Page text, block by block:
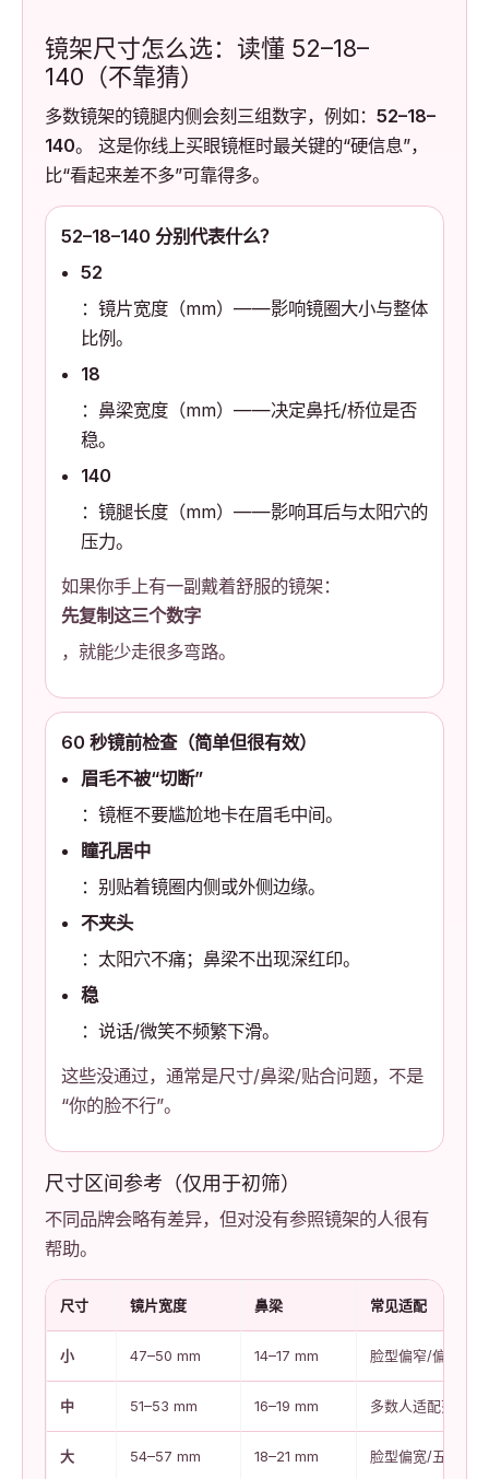
镜架尺寸怎么选：读懂 52–18–
140（不靠猜）
多数镜架的镜腿内侧会刻三组数字，例如： 52–18–
140。 这是你线上买眼镜框时最关键的“硬信息”，
比“看起来差不多”可靠得多。
52–18–140 分别代表什么？
52
：镜片宽度（mm）——影响镜圈大小与整体
比例。
18
：鼻梁宽度（mm）——决定鼻托/桥位是否
稳。
140
：镜腿长度（mm）——影响耳后与太阳穴的
压力。
如果你手上有一副戴着舒服的镜架：
先复制这三个数字
，就能少走很多弯路。
60 秒镜前检查（简单但很有效）
眉毛不被“切断”
：镜框不要尴尬地卡在眉毛中间。
瞳孔居中
：别贴着镜圈内侧或外侧边缘。
不夹头
：太阳穴不痛；鼻梁不出现深红印。
稳
：说话/微笑不频繁下滑。
这些没通过，通常是尺寸/鼻梁/贴合问题，不是
“你的脸不行”。
尺寸区间参考（仅用于初筛）
不同品牌会略有差异，但对没有参照镜架的人很有
帮助。
尺寸 镜片宽度 鼻梁 常见适配
小 47–50 mm 14–17 mm 脸型偏窄/偏小
中 51–53 mm 16–19 mm 多数人适配范围
大 54–57 mm 18–21 mm 脸型偏宽/五官更